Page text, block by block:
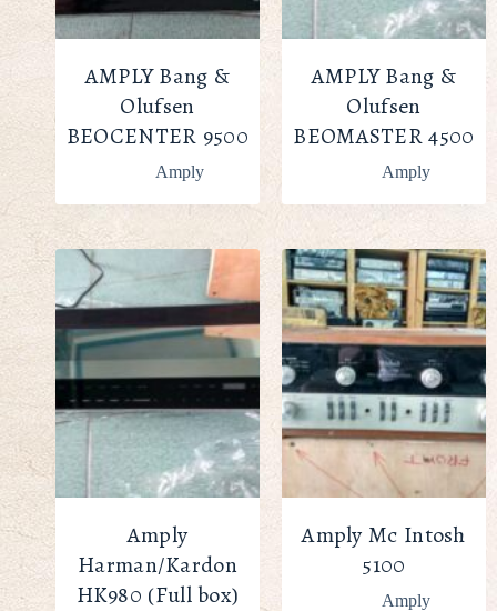
AMPLY Bang &
Olufsen
BEOCENTER 9500
Amply
AMPLY Bang &
Olufsen
BEOMASTER 4500
Amply
Amply
Harman/Kardon
HK980 (Full box)
Amply Mc Intosh
5100
Amply